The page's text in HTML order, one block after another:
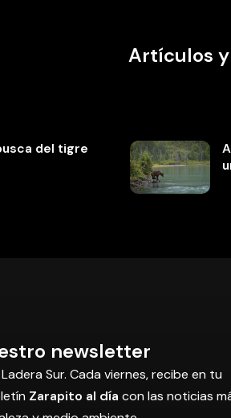
Artículos
del tigre
newsletter
Sur. Cada viernes, recibe en tu
Zarapito al día con las noticias